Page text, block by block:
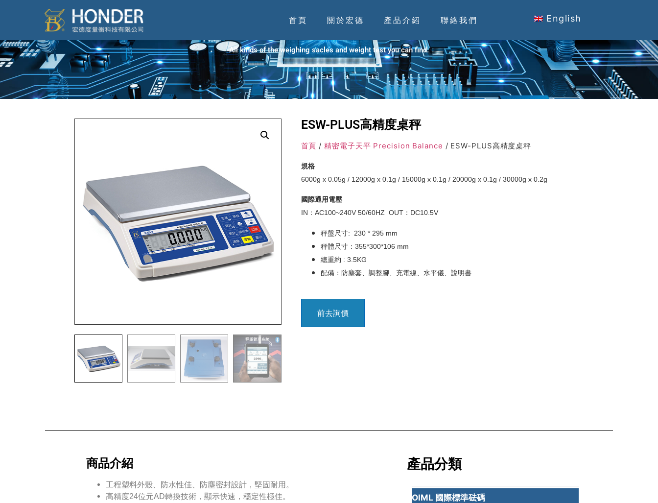
首頁 關於宏德 產品介紹 聯絡我們 English
PRODUCTS
All kinds of the weighing sacles and weight test you can find.
ESW-PLUS高精度桌秤
首頁 /精密電子天平 Precision Balance / ESW-PLUS高精度桌秤
規格
6000g x 0.05g / 12000g x 0.1g / 15000g x 0.1g / 20000g x 0.1g / 30000g x 0.2g
國際通用電壓
IN：AC100~240V 50/60HZ OUT：DC10.5V
秤盤尺寸: 230 * 295 mm
秤體尺寸：355*300*106 mm
總重約 : 3.5KG
配備：防塵套、調整腳、充電線、水平儀、說明書
前去詢價
商品介紹
工程塑料外殼、防水性佳、防塵密封設計，堅固耐用。
高精度24位元AD轉換技術，顯示快速，穩定性極佳。
產品分類
OIML 國際標準砝碼